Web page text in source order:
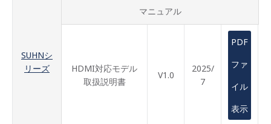
SUHNシ
リーズ
マニュアル
HDMI対応モデル
取扱説明書
V1.0
2025/
7
PDF
ファ
イル
表示